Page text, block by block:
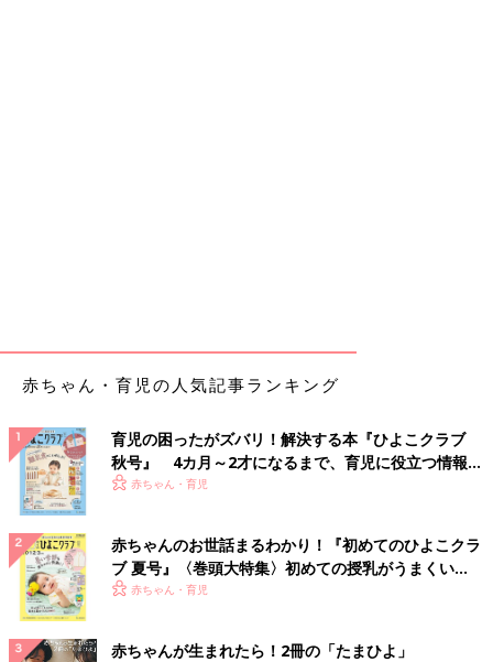
赤ちゃん・育児の人気記事ランキング
育児の困ったがズバリ！解決する本『ひよこクラブ
秋号』 4カ月～2才になるまで、育児に役立つ情報が
いっぱい！
赤ちゃん・育児
赤ちゃんのお世話まるわかり！『初めてのひよこクラ
ブ 夏号』〈巻頭大特集〉初めての授乳がうまくい
く！ おっぱい・ミルクの基本と夏のトラブル 解決テ
赤ちゃん・育児
赤ちゃんが生まれたら！2冊の「たまひよ」